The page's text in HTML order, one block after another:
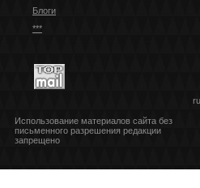
Блоги
***
Использование материалов сайта без
письменного разрешения редакции
запрещено